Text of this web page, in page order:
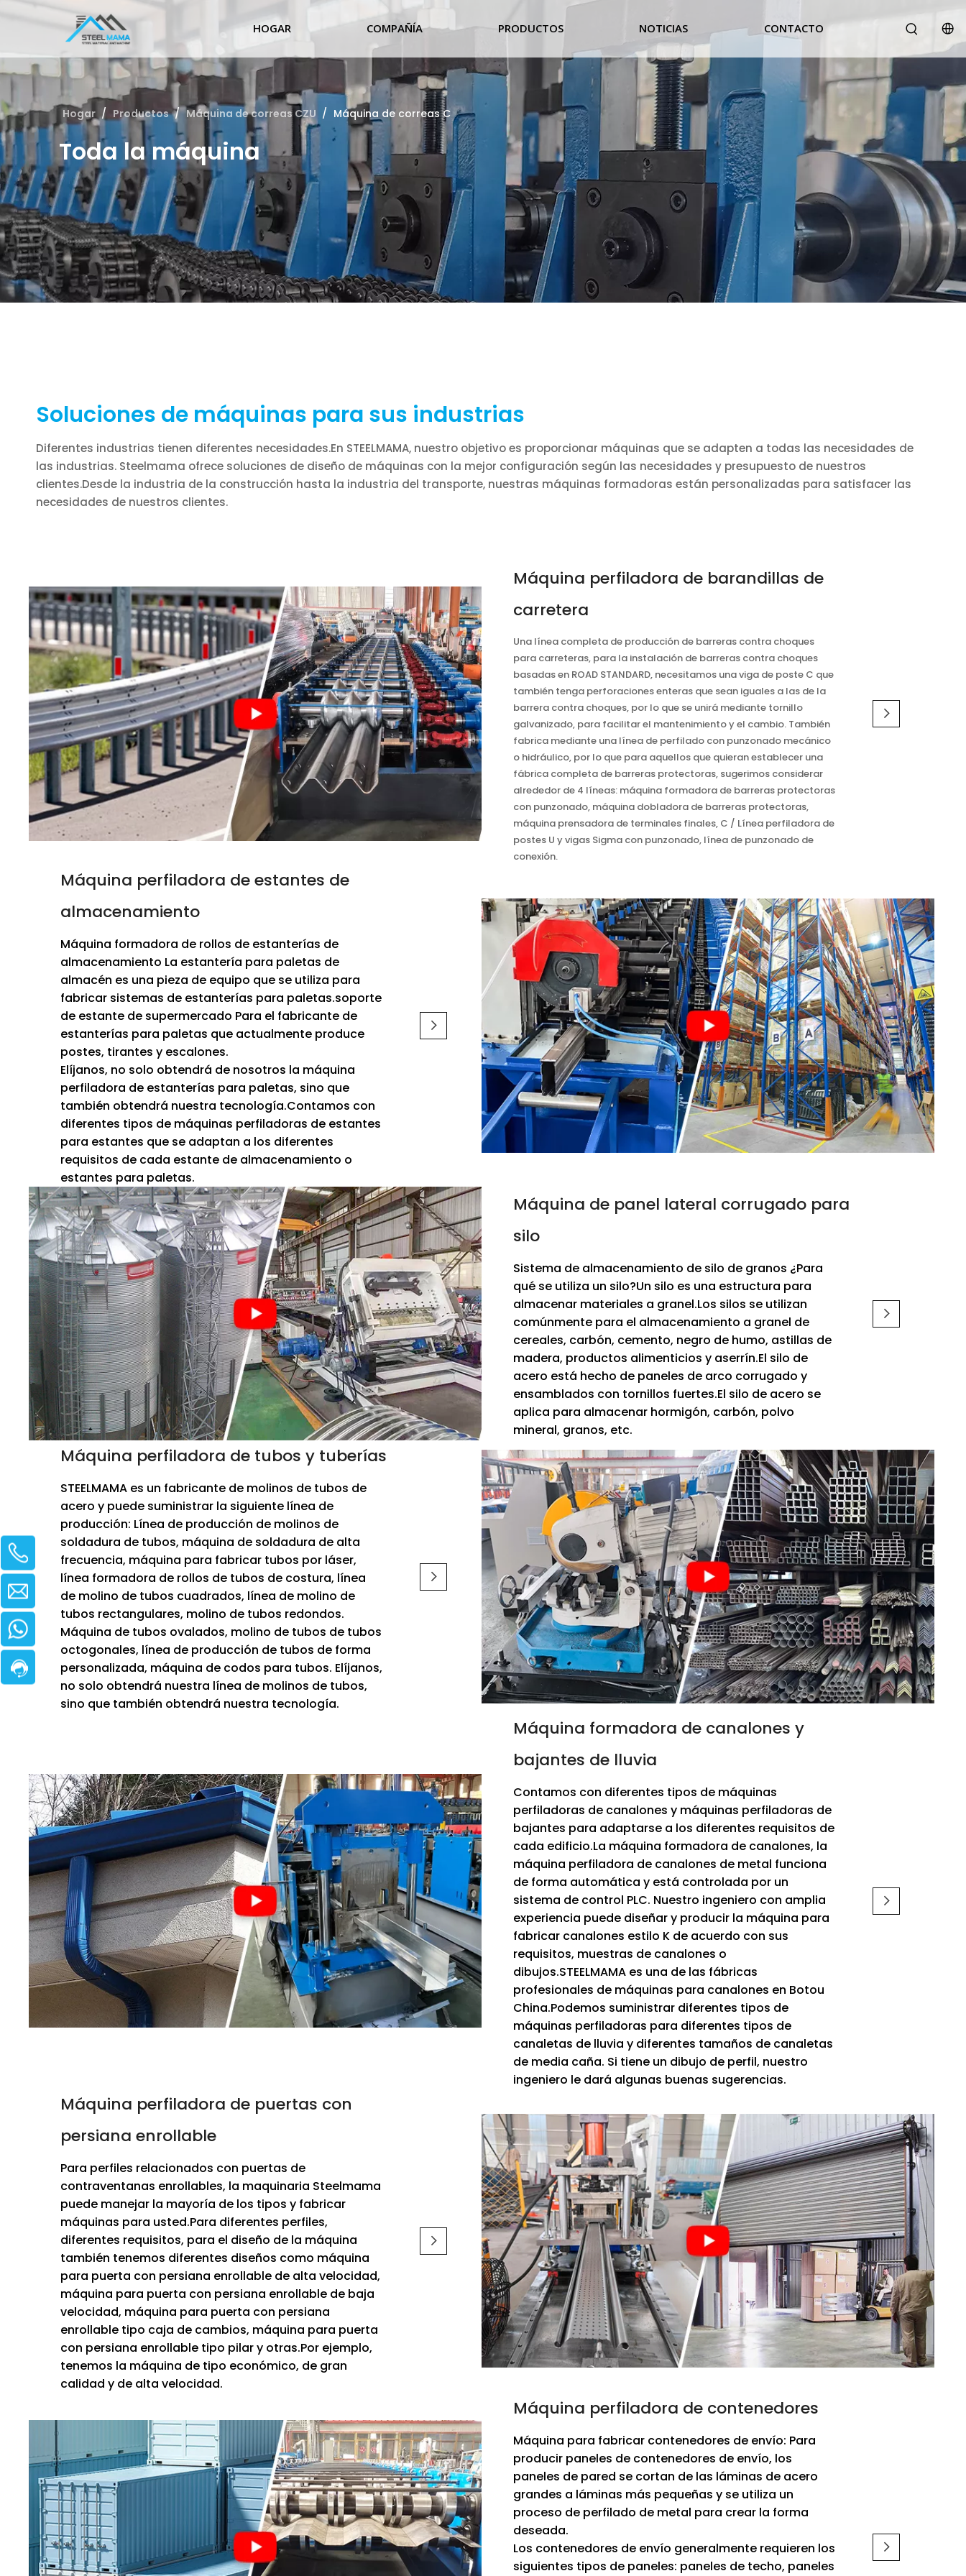
HOGAR COMPAÑÍA PRODUCTOS NOTICIAS CONTACTO
Hogar / Productos / Máquina de correas CZU / Máquina de correas C
Toda la máquina
Soluciones de máquinas para sus industrias
Diferentes industrias tienen diferentes necesidades.En STEELMAMA, nuestro objetivo es proporcionar máquinas que se adapten a todas las necesidades de
las industrias. Steelmama ofrece soluciones de diseño de máquinas con la mejor configuración según las necesidades y presupuesto de nuestros
clientes.Desde la industria de la construcción hasta la industria del transporte, nuestras máquinas formadoras están personalizadas para satisfacer las
necesidades de nuestros clientes.
Máquina perfiladora de barandillas de
carretera
Una línea completa de producción de barreras contra choques
para carreteras, para la instalación de barreras contra choques
basadas en ROAD STANDARD, necesitamos una viga de poste C que
también tenga perforaciones enteras que sean iguales a las de la
barrera contra choques, por lo que se unirá mediante tornillo
galvanizado, para facilitar el mantenimiento y el cambio. También
fabrica mediante una línea de perfilado con punzonado mecánico
o hidráulico, por lo que para aquellos que quieran establecer una
fábrica completa de barreras protectoras, sugerimos considerar
alrededor de 4 líneas: máquina formadora de barreras protectoras
con punzonado, máquina dobladora de barreras protectoras,
máquina prensadora de terminales finales, C / Línea perfiladora de
postes U y vigas Sigma con punzonado, línea de punzonado de
conexión.
Máquina perfiladora de estantes de
almacenamiento
Máquina formadora de rollos de estanterías de
almacenamiento La estantería para paletas de
almacén es una pieza de equipo que se utiliza para
fabricar sistemas de estanterías para paletas.soporte
de estante de supermercado Para el fabricante de
estanterías para paletas que actualmente produce
postes, tirantes y escalones.
Elíjanos, no solo obtendrá de nosotros la máquina
perfiladora de estanterías para paletas, sino que
también obtendrá nuestra tecnología.Contamos con
diferentes tipos de máquinas perfiladoras de estantes
para estantes que se adaptan a los diferentes
requisitos de cada estante de almacenamiento o
estantes para paletas.
Máquina de panel lateral corrugado para
silo
Sistema de almacenamiento de silo de granos ¿Para
qué se utiliza un silo?Un silo es una estructura para
almacenar materiales a granel.Los silos se utilizan
comúnmente para el almacenamiento a granel de
cereales, carbón, cemento, negro de humo, astillas de
madera, productos alimenticios y aserrín.El silo de
acero está hecho de paneles de arco corrugado y
ensamblados con tornillos fuertes.El silo de acero se
aplica para almacenar hormigón, carbón, polvo
mineral, granos, etc.
Máquina perfiladora de tubos y tuberías
STEELMAMA es un fabricante de molinos de tubos de
acero y puede suministrar la siguiente línea de
producción: Línea de producción de molinos de
soldadura de tubos, máquina de soldadura de alta
frecuencia, máquina para fabricar tubos por láser,
línea formadora de rollos de tubos de costura, línea
de molino de tubos cuadrados, línea de molino de
tubos rectangulares, molino de tubos redondos.
Máquina de tubos ovalados, molino de tubos de tubos
octogonales, línea de producción de tubos de forma
personalizada, máquina de codos para tubos. Elíjanos,
no solo obtendrá nuestra línea de molinos de tubos,
sino que también obtendrá nuestra tecnología.
Máquina formadora de canalones y
bajantes de lluvia
Contamos con diferentes tipos de máquinas
perfiladoras de canalones y máquinas perfiladoras de
bajantes para adaptarse a los diferentes requisitos de
cada edificio.La máquina formadora de canalones, la
máquina perfiladora de canalones de metal funciona
de forma automática y está controlada por un
sistema de control PLC. Nuestro ingeniero con amplia
experiencia puede diseñar y producir la máquina para
fabricar canalones estilo K de acuerdo con sus
requisitos, muestras de canalones o
dibujos.STEELMAMA es una de las fábricas
profesionales de máquinas para canalones en Botou
China.Podemos suministrar diferentes tipos de
máquinas perfiladoras para diferentes tipos de
canaletas de lluvia y diferentes tamaños de canaletas
de media caña. Si tiene un dibujo de perfil, nuestro
ingeniero le dará algunas buenas sugerencias.
Máquina perfiladora de puertas con
persiana enrollable
Para perfiles relacionados con puertas de
contraventanas enrollables, la maquinaria Steelmama
puede manejar la mayoría de los tipos y fabricar
máquinas para usted.Para diferentes perfiles,
diferentes requisitos, para el diseño de la máquina
también tenemos diferentes diseños como máquina
para puerta con persiana enrollable de alta velocidad,
máquina para puerta con persiana enrollable de baja
velocidad, máquina para puerta con persiana
enrollable tipo caja de cambios, máquina para puerta
con persiana enrollable tipo pilar y otras.Por ejemplo,
tenemos la máquina de tipo económico, de gran
calidad y de alta velocidad.
Máquina perfiladora de contenedores
Máquina para fabricar contenedores de envío: Para
producir paneles de contenedores de envío, los
paneles de pared se cortan de las láminas de acero
grandes a láminas más pequeñas y se utiliza un
proceso de perfilado de metal para crear la forma
deseada.
Los contenedores de envío generalmente requieren los
siguientes tipos de paneles: paneles de techo, paneles